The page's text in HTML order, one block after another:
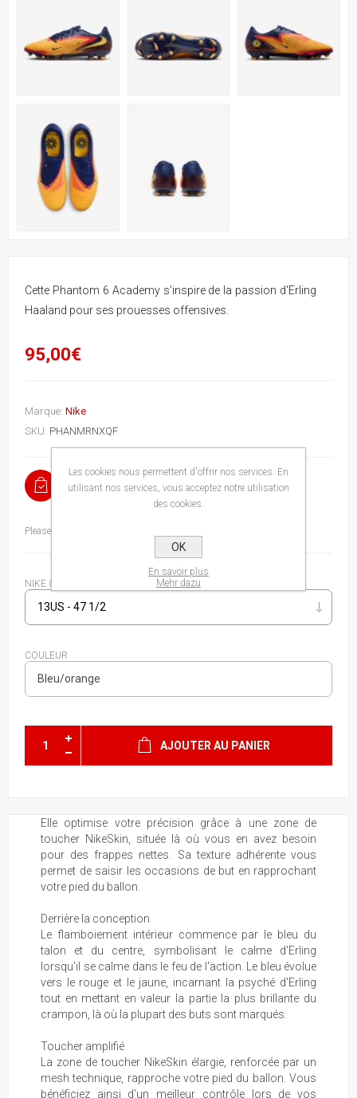
Cette Phantom 6 Academy s'inspire de la passion d'Erling
Haaland pour ses prouesses offensives.
95,00€
Marque: Nike
SKU: PHANMRNXQF
EN STOCK
Please select the address you want to ship to
NIKE CHAUSSURES HOMME
COULEUR
AJOUTER AU PANIER
Elle optimise votre précision grâce à une zone de
toucher NikeSkin, située là où vous en avez besoin
pour des frappes nettes. Sa texture adhérente vous
permet de saisir les occasions de but en rapprochant
votre pied du ballon.
Derrière la conception
Le flamboiement intérieur commence par le bleu du
talon et du centre, symbolisant le calme d'Erling
lorsqu'il se calme dans le feu de l'action. Le bleu évolue
vers le rouge et le jaune, incarnant la psyché d'Erling
tout en mettant en valeur la partie la plus brillante du
crampon, là où la plupart des buts sont marqués.
Toucher amplifié
La zone de toucher NikeSkin élargie, renforcée par un
mesh technique, rapproche votre pied du ballon. Vous
bénéficiez ainsi d'un meilleur contrôle lors de vos
Les cookies nous permettent d'offrir nos services. En
utilisant nos services, vous acceptez notre utilisation
des cookies.
OK
En savoir plus
Mehr dazu